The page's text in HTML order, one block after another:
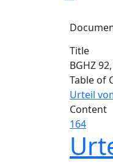
Title
BGHZ
Table of
Urteil
Content
164